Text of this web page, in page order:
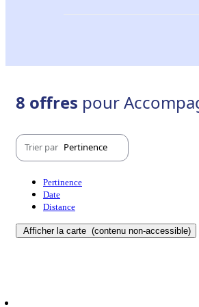
8 offres pour
Trier par Pertinence
Pertinence
Date
Distance
Afficher la carte (contenu non-accessible)